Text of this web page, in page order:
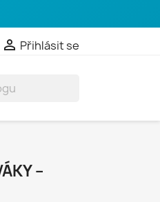
 Přihlásit se
–